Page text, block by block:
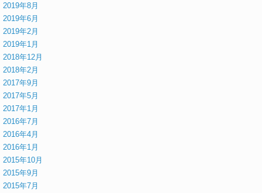
2019年8月
2019年6月
2019年2月
2019年1月
2018年12月
2018年2月
2017年9月
2017年5月
2017年1月
2016年7月
2016年4月
2016年1月
2015年10月
2015年9月
2015年7月